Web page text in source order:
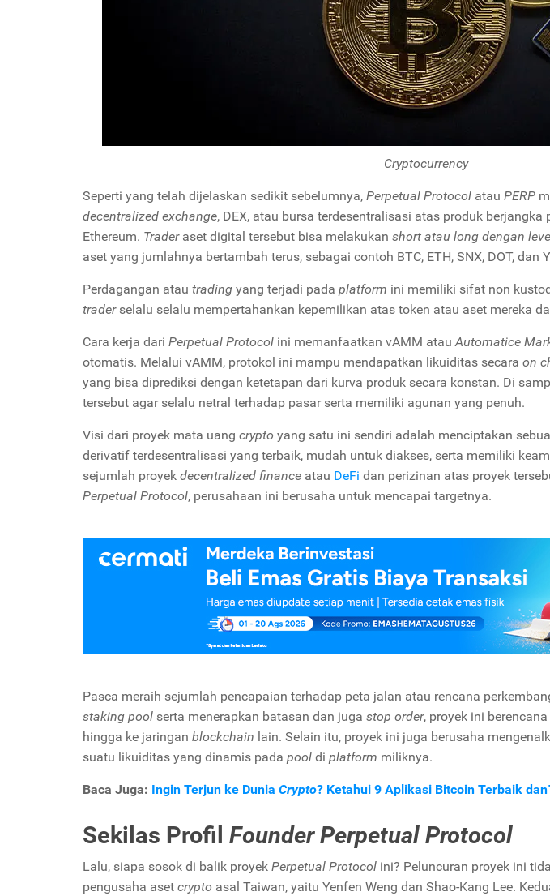
Cryptocurrency
Seperti yang telah dijelaskan sedikit sebelumnya, Perpetual Protocol atau PERP
decentralized exchange, DEX, atau bursa terdesentralisasi atas produk berjangka
Ethereum. Traderaset digital tersebut bisa melakukan short atau long dengan
aset yang jumlahnya bertambah terus, sebagai contoh BTC, ETH, SNX, DOT, dan
Perdagangan atau trading yang terjadi pada platform ini memiliki sifat non
traderselalu selalu mempertahankan kepemilikan atas token atau aset mereka
Cara kerja dari Perpetual Protocol ini memanfaatkan vAMM atauAutomatice
otomatis. Melalui vAMM, protokol ini mampu mendapatkan likuiditas secara on
yang bisa diprediksi dengan ketetapan dari kurva produk secara konstan. Di
tersebut agar selalu netral terhadap pasar serta memiliki agunan yang penuh.
Visi dari proyek mata uang crypto yang satu ini sendiri adalah menciptakan
derivatif terdesentralisasi yang terbaik, mudah untuk diakses, serta memiliki
sejumlah proyek decentralized finance atau DeFi dan perizinan atas proyek
Perpetual Protocol, perusahaan ini berusaha untuk mencapai targetnya.
Pasca meraih sejumlah pencapaian terhadap peta jalan atau rencana
staking pool serta menerapkan batasan dan juga stop order, proyek ini
hingga ke jaringan blockchain lain. Selain itu, proyek ini juga berusaha
suatu likuiditas yang dinamis pada pool di platform miliknya.
Baca Juga: Ingin Terjun ke Dunia Crypto? Ketahui 9 Aplikasi Bitcoin Terbaik
Sekilas Profil Founder Perpetual Protocol
Lalu, siapa sosok di balik proyek Perpetual Protocol ini? Peluncuran proyek ini
pengusaha aset crypto asal Taiwan, yaitu Yenfen Weng dan Shao-Kang Lee.